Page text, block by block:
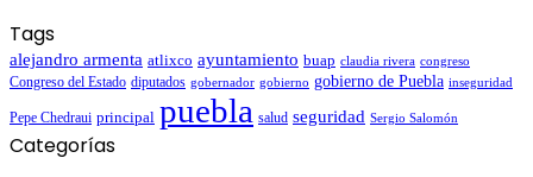
Tags
alejandro armenta atlixco ayuntamiento buap claudia rivera congreso
Congreso del Estado diputados gobernador gobierno gobierno de Puebla inseguridad
Pepe Chedraui principal puebla salud seguridad Sergio Salomón
Categorías